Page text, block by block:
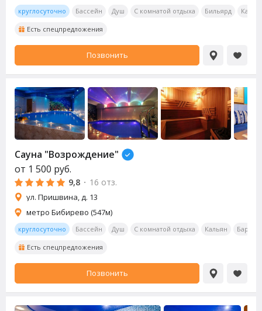
круглосуточно Бассейн Душ С комнатой отдыха Бильярд
Есть спецпредложения
Позвонить
Сауна "Возрождение"
от 1 500 руб.
9,8 · 16 отз.
ул. Пришвина, д. 13
метро Бибирево (547м)
круглосуточно Бассейн Душ С комнатой отдыха Кальян Бар
Есть спецпредложения
Позвонить